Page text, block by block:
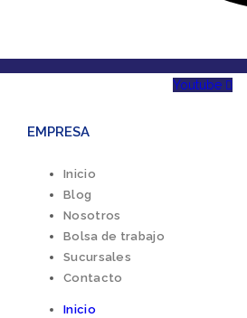
Youtube
EMPRESA
Inicio
Blog
Nosotros
Bolsa de trabajo
Sucursales
Contacto
Inicio